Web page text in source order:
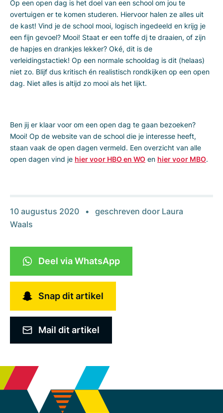
Op een open dag is het doel van een school om jou te
overtuigen er te komen studeren. Hiervoor halen ze alles uit
de kast! Vind je de school mooi, logisch ingedeeld en krijg je
een fijn gevoel? Mooi! Staat er een toffe dj te draaien, of zijn
de hapjes en drankjes lekker? Oké, dit is de
verleidingstactiek! Op een normale schooldag is dit (helaas)
niet zo. Blijf dus kritisch én realistisch rondkijken op een open
dag. Niet alles is altijd zo mooi als het lijkt.
Ben jij er klaar voor om een open dag te gaan bezoeken?
Mooi! Op de website van de school die je interesse heeft,
staan vaak de open dagen vermeld. Een overzicht van alle
open dagen vind je hier voor HBO en WO en hier voor MBO.
10 augustus 2020 geschreven door Laura
Waals
Deel via WhatsApp
Snap dit artikel
Mail dit artikel